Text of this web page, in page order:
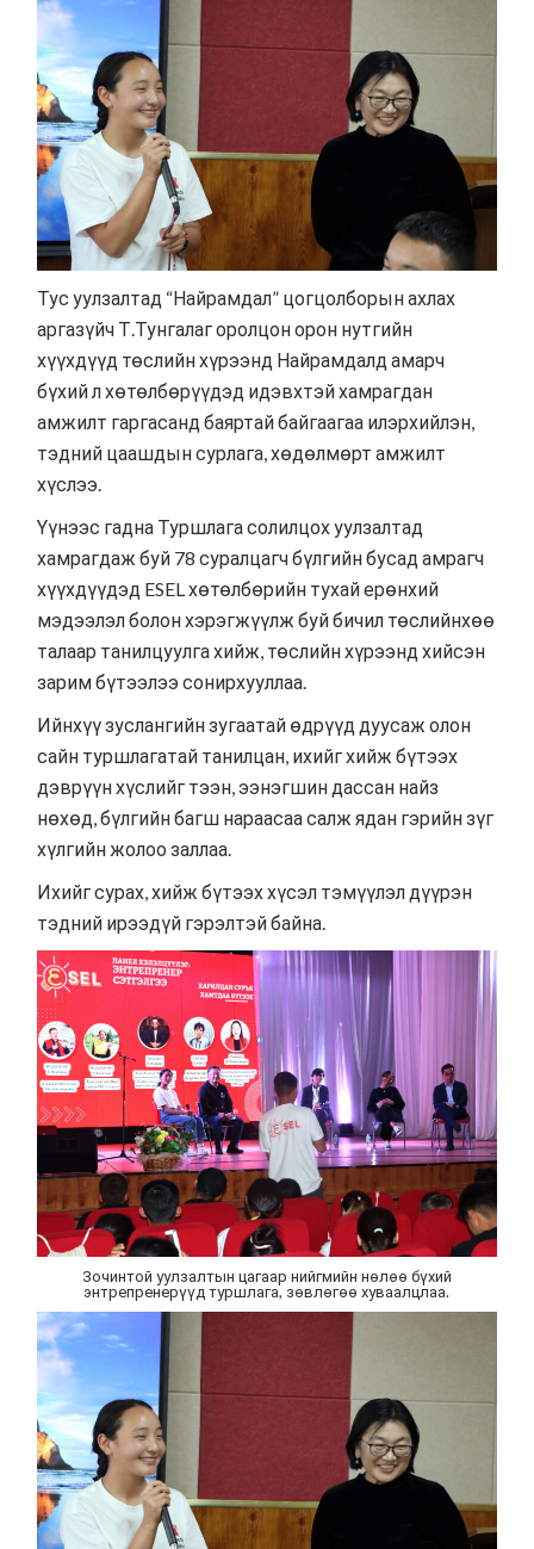
Тус уулзалтад “Найрамдал” цогцолборын ахлах
аргазүйч Т.Тунгалаг оролцон орон нутгийн
хүүхдүүд төслийн хүрээнд Найрамдалд амарч
бүхий л хөтөлбөрүүдэд идэвхтэй хамрагдан
амжилт гаргасанд баяртай байгаагаа илэрхийлэн,
тэдний цаашдын сурлага, хөдөлмөрт амжилт
хүслээ.
Үүнээс гадна Туршлага солилцох уулзалтад
хамрагдаж буй 78 суралцагч бүлгийн бусад амрагч
хүүхдүүдэд ESEL хөтөлбөрийн тухай ерөнхий
мэдээлэл болон хэрэгжүүлж буй бичил төслийнхөө
талаар танилцуулга хийж, төслийн хүрээнд хийсэн
зарим бүтээлээ сонирхууллаа.
Ийнхүү зуслангийн зугаатай өдрүүд дуусаж олон
сайн туршлагатай танилцан, ихийг хийж бүтээх
дэврүүн хүслийг тээн, ээнэгшин дассан найз
нөхөд, бүлгийн багш нараасаа салж ядан гэрийн зүг
хүлгийн жолоо заллаа.
Ихийг сурах, хийж бүтээх хүсэл тэмүүлэл дүүрэн
тэдний ирээдүй гэрэлтэй байна.
Зочинтой уулзалтын цагаар нийгмийн нөлөө бүхий
энтрепренерүүд туршлага, зөвлөгөө хуваалцлаа.